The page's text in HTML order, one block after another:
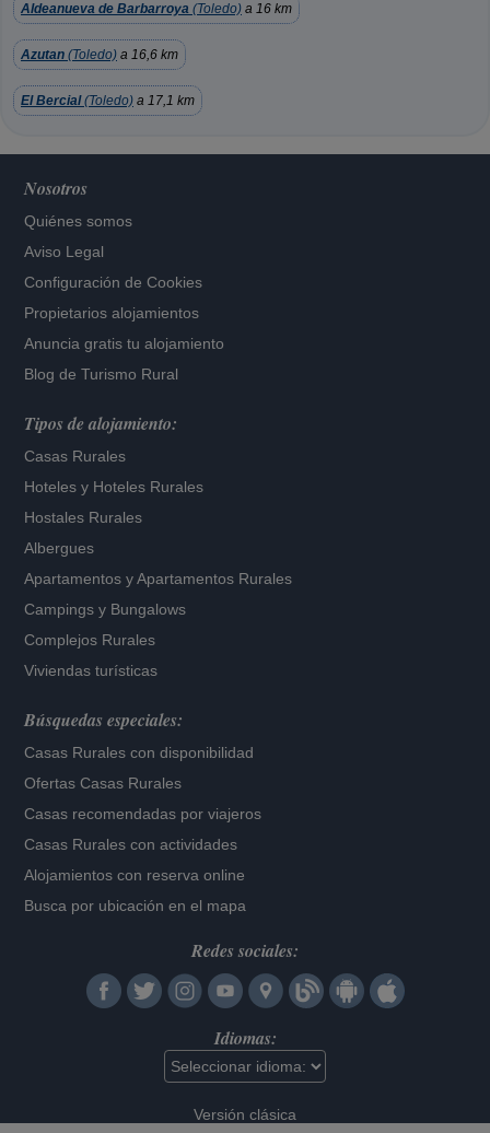
Aldeanueva de Barbarroya (Toledo) a 16 km
Azutan (Toledo) a 16,6 km
El Bercial(Toledo) a 17,1 km
Nosotros
Quiénes somos
Aviso Legal
Configuración de Cookies
Propietarios alojamientos
Anuncia gratis tu alojamiento
Blog de Turismo Rural
Tipos de alojamiento:
Casas Rurales
Hoteles y Hoteles Rurales
Hostales Rurales
Albergues
Apartamentos yApartamentos Rurales
Campings y Bungalows
Complejos Rurales
Viviendas turísticas
Búsquedas especiales:
Casas Rurales con disponibilidad
Ofertas Casas Rurales
Casas recomendadas por viajeros
Casas Rurales con actividades
Alojamientos con reserva online
Busca por ubicación en el mapa
Redes sociales:
Idiomas:
Versión clásica